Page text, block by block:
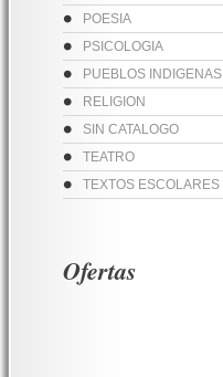
POESIA
PSICOLOGIA
PUEBLOS INDIGENAS
RELIGION
SIN CATALOGO
TEATRO
TEXTOS ESCOLARES
Ofertas